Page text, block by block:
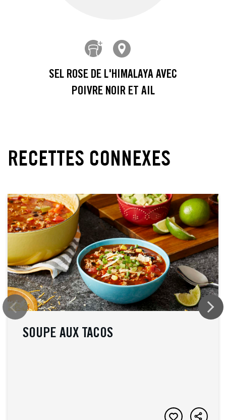
SEL ROSE DE L'HIMALAYA AVEC
POIVRE NOIR ET AIL
RECETTES CONNEXES
SOUPE AUX TACOS